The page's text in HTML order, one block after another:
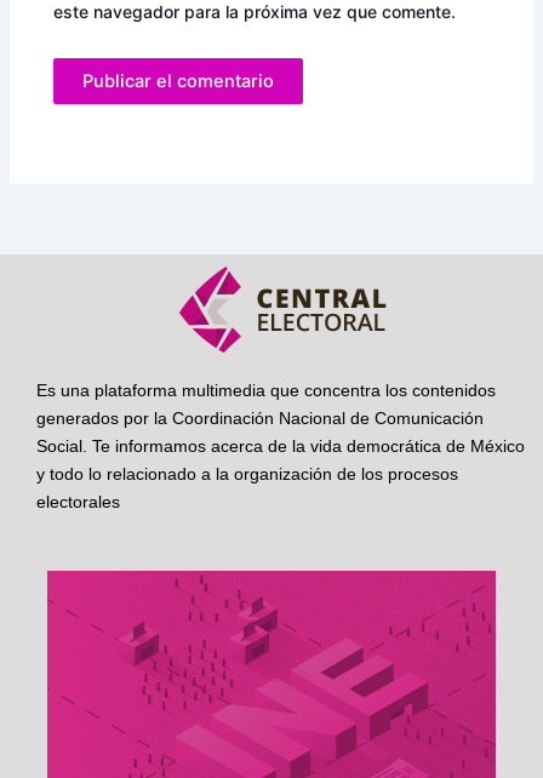
este navegador para la próxima vez que comente.
Es una plataforma multimedia que concentra los contenidos
generados por la Coordinación Nacional de Comunicación
Social. Te informamos acerca de la vida democrática de México
y todo lo relacionado a la organización de los procesos
electorales